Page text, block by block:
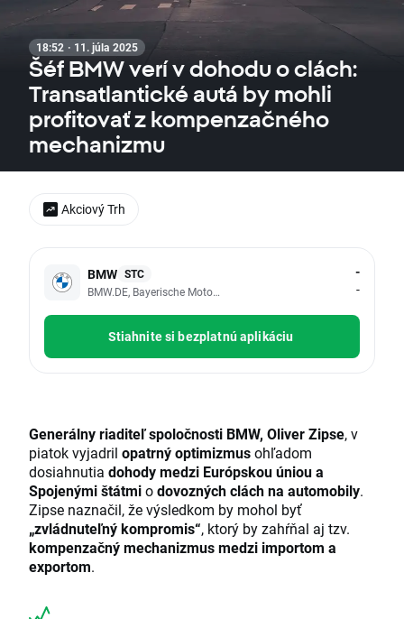
18:52 · 11. júla 2025
Šéf BMW verí v dohodu o clách:
Transatlantické autá by mohli
profitovať z kompenzačného
mechanizmu
BMW STC
BMW.DE, Bayerische Motoren Werke AG
-
-
Stiahnite si bezplatnú aplikáciu
Generálny riaditeľ spoločnosti BMW, Oliver Zipse, v
piatok vyjadril opatrný optimizmusohľadom
dosiahnutia dohody medzi Európskou úniou a
Spojenými štátmiodovozných clách na automobily.
Zipse naznačil, že výsledkom by mohol byť
„zvládnuteľný kompromis“, ktorý by zahŕňal aj tzv.
kompenzačný mechanizmus medzi importom a
exportom.
Akciový Trh